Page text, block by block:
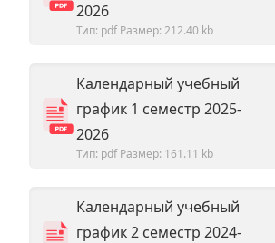
2026
Тип: pdf Размер: 212.40 kb
Календарный учебный
график 1 семестр 2025-
2026
Тип: pdf Размер: 161.11 kb
Календарный учебный
график 2 семестр 2024-